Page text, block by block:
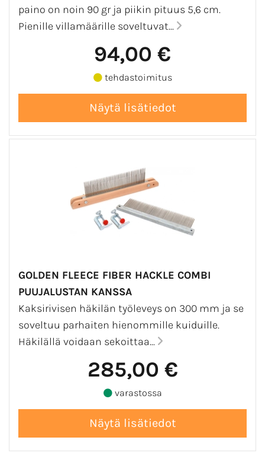
paino on noin 90 gr ja piikin pituus 5,6 cm.
Pienille villamäärille soveltuvat...
94,00 €
tehdastoimitus
GOLDEN FLEECE FIBER HACKLE COMBI
PUUJALUSTAN KANSSA
Kaksirivisen häkilän työleveys on 300 mm ja se
soveltuu parhaiten hienommille kuiduille.
Häkilällä voidaan sekoittaa...
285,00 €
varastossa